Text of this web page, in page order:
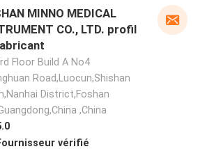
MINNO MEDICAL
CO., LTD. profil
Floor Build A No4
Road,Luocun,Shishan
District,Foshan
,China
vérifié